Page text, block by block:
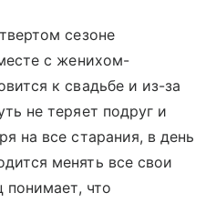
сезоне
с женихом-
к свадьбе и из-за
не теряет подруг и
на все старания, в день
менять все свои
понимает, что